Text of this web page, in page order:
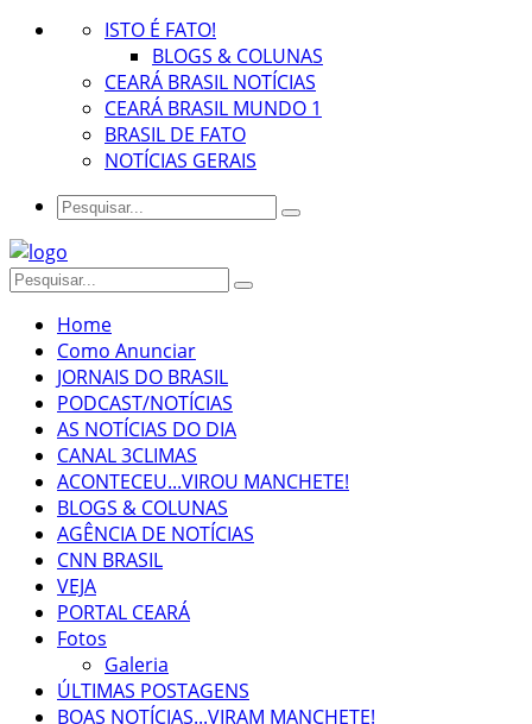
ISTO É FATO!
BLOGS & COLUNAS
CEARÁ BRASIL NOTÍCIAS
CEARÁ BRASIL MUNDO 1
BRASIL DE FATO
NOTÍCIAS GERAIS
Home
Como Anunciar
JORNAIS DO BRASIL
PODCAST/NOTÍCIAS
AS NOTÍCIAS DO DIA
CANAL 3CLIMAS
ACONTECEU...VIROU MANCHETE!
BLOGS & COLUNAS
AGÊNCIA DE NOTÍCIAS
CNN BRASIL
VEJA
PORTAL CEARÁ
Fotos
Galeria
ÚLTIMAS POSTAGENS
BOAS NOTÍCIAS...VIRAM MANCHETE!